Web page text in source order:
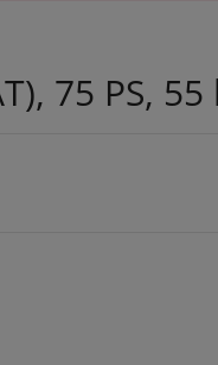
75 PS,